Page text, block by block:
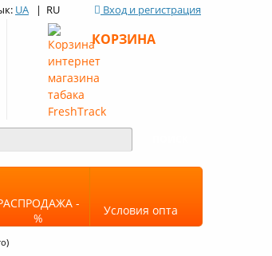
UA | RU Вход и регистрация
КОРЗИНА
-
%
Условия опта